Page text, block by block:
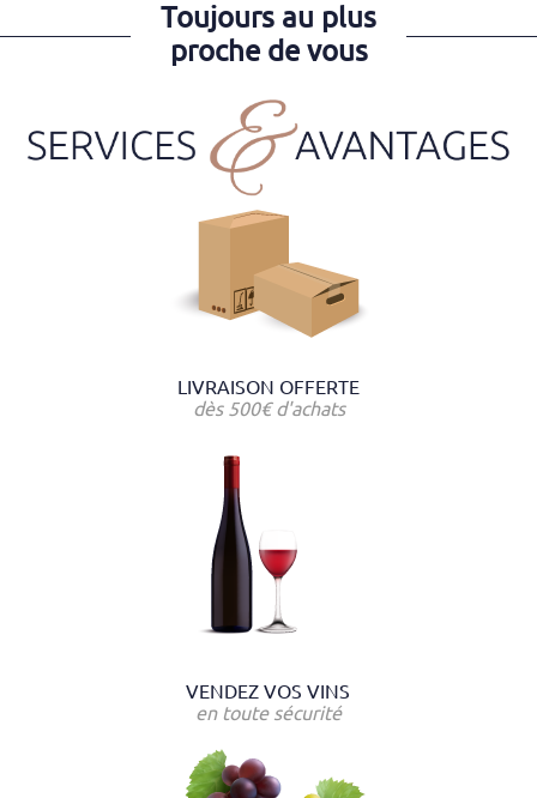
Toujours au plus
proche de vous
LIVRAISON OFFERTE
dès 500€ d'achats
VENDEZ VOS VINS
en toute sécurité